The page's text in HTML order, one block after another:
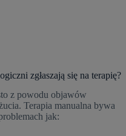
zgłaszają się na terapię?
z powodu objawów
Terapia manualna bywa
jak: